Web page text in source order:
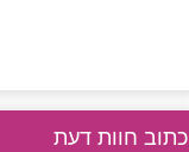
כתוב חוות דעת